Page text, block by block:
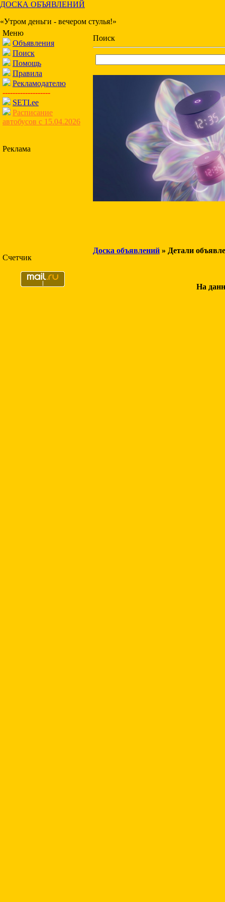
ДОСКА ОБЪЯВЛЕНИЙ
«Утром деньги - вечером стулья!»
Меню
Объявления
Поиск
Помощь
Правила
Рекламодателю
-------------------
SETI.ee
Расписание
автобусов с 15.04.2026
Реклама
Счетчик
Поиск
Доска объявлений » Детали
На